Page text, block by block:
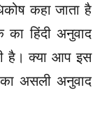
कहा जाता है
का हिंदी अनुवाद
है। क्या आप इस
असली अनुवाद